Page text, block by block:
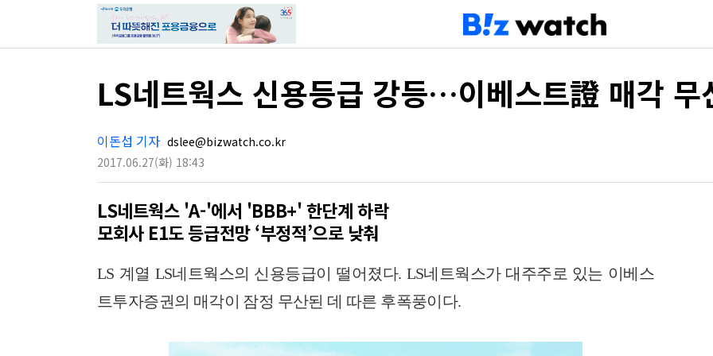
LS네트웍스 신용등급 강등…이베스트證 매각 무
이돈섭 기자 dslee@bizwatch.co.kr
2017.06.27(화) 18:43
LS네트웍스 'A-'에서 'BBB+' 한단계 하락
모회사 E1도 등급전망 ‘부정적’으로 낮춰
LS 계열 LS네트웍스의 신용등급이 떨어졌다. LS네트웍스가 대주주로 있는 이베스
트투자증권의 매각이 잠정 무산된 데 따른 후폭풍이다.